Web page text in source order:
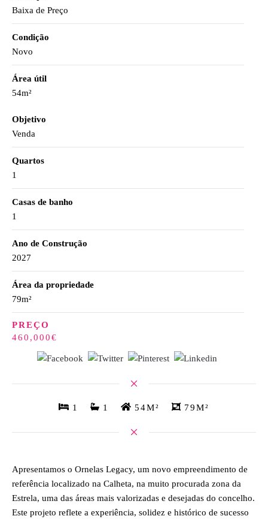
Baixa de Preço
Condição
Novo
Área útil
54m²
Objetivo
Venda
Quartos
1
Casas de banho
1
Ano de Construção
2027
Área da propriedade
79m²
PREÇO
460,000€
1 1 54M² 79M²
Apresentamos o Ornelas Legacy, um novo empreendimento de
referência localizado na Calheta, na muito procurada zona da
Estrela, uma das áreas mais valorizadas e desejadas do concelho.
Este projeto reflete a experiência, solidez e histórico de sucesso